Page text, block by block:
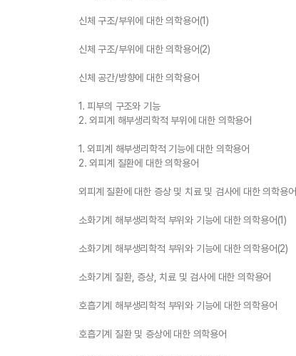
신체 구조/부위에 대한 의학용어(1)
신체 구조/부위에 대한 의학용어(2)
신체 공간/방향에 대한 의학용어
1. 피부의 구조와 기능
2. 외피계 해부생리학적 부위에 대한 의학용어
1. 외피계 해부생리학적 기능에 대한 의학용어
2. 외피계 질환에 대한 의학용어
외피계 질환에 대한 증상 및 치료 및 검사에 대한 의학용어
소화기계 해부생리학적 부위와 기능에 대한 의학용어(1)
소화기계 해부생리학적 부위와 기능에 대한 의학용어(2)
소화기계 질환, 증상, 치료 및 검사에 대한 의학용어
호흡기계 해부생리학적 부위와 기능에 대한 의학용어
호흡기계 질환 및 증상에 대한 의학용어